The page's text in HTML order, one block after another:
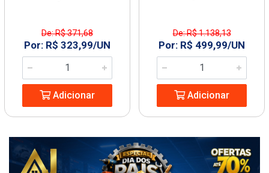
De: R$ 371,68
Por: R$ 323,99/UN
Adicionar
De: R$ 1.138,13
Por: R$ 499,99/UN
Adicionar